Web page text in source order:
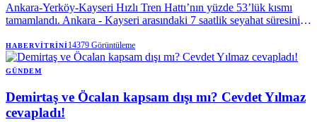
Ankara-Yerköy-Kayseri Hızlı Tren Hattı’nın yüzde 53’lük kısmı
tamamlandı. Ankara - Kayseri arasındaki 7 saatlik seyahat süresini 1
hedefleniyor. Proje tamamlandığında yılda 5,5 milyon yolcu
taşıyacak. Ulaştırma ve Altyapı Bakanı Abdulkadir Uraloğlu, “Bu
büyük proje tamamlandığında yalnızca iki şehri değil Anadolu'nun
olacağız” dedi.
HABERVITRINI14379 Görüntüleme
GÜNDEM
Demirtaş ve Öcalan kapsam dışı mı? Cevdet Yılmaz
cevapladı!